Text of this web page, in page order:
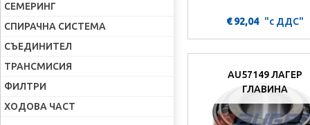
СЕМЕРИНГ
СПИРАЧНА СИСТЕМА
СЪЕДИНИТЕЛ
ТРАНСМИСИЯ
ФИЛТРИ
ХОДОВА ЧАСТ
€ 92,04 "с ДДС"
AU57149 ЛАГЕР
ГЛАВИНА